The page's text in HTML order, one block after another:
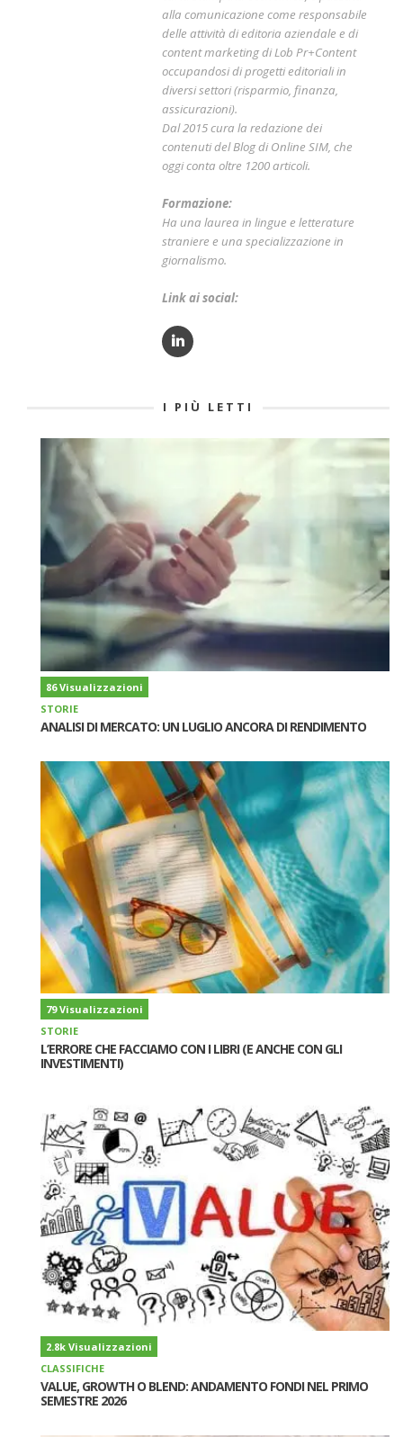
alla comunicazione come responsabile
delle attività di editoria aziendale e di
content marketing di Lob Pr+Content
occupandosi di progetti editoriali in
diversi settori (risparmio, finanza,
assicurazioni).
Dal 2015 cura la redazione dei
contenuti del Blog di Online SIM, che
oggi conta oltre 1200 articoli.
Formazione:
Ha una laurea in lingue e letterature
straniere e una specializzazione in
giornalismo.
Link ai social:
I PIÙ LETTI
86 Visualizzazioni
STORIE
ANALISI DI MERCATO: UN LUGLIO ANCORA DI RENDIMENTO
79 Visualizzazioni
STORIE
L’ERRORE CHE FACCIAMO CON I LIBRI (E ANCHE CON GLI
INVESTIMENTI)
2.8k Visualizzazioni
CLASSIFICHE
VALUE, GROWTH O BLEND: ANDAMENTO FONDI NEL PRIMO
SEMESTRE 2026